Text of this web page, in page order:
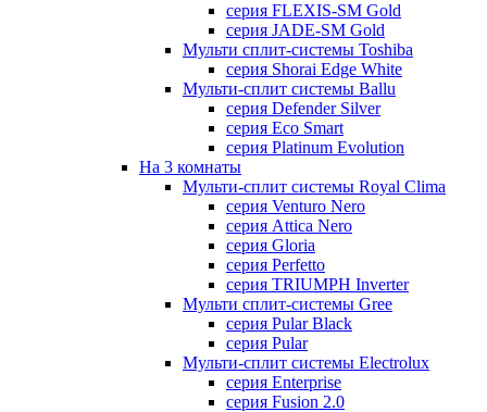
серия FLEXIS-SM Gold
серия JADE-SM Gold
Мульти сплит-системы Toshiba
серия Shorai Edge White
Мульти-сплит системы Ballu
серия Defender Silver
серия Eco Smart
серия Platinum Evolution
На 3 комнаты
Мульти-сплит системы Royal Clima
серия Venturo Nero
серия Attica Nero
серия Gloria
серия Perfetto
серия TRIUMPH Inverter
Мульти сплит-системы Gree
серия Pular Black
серия Pular
Мульти-сплит системы Electrolux
серия Enterprise
серия Fusion 2.0